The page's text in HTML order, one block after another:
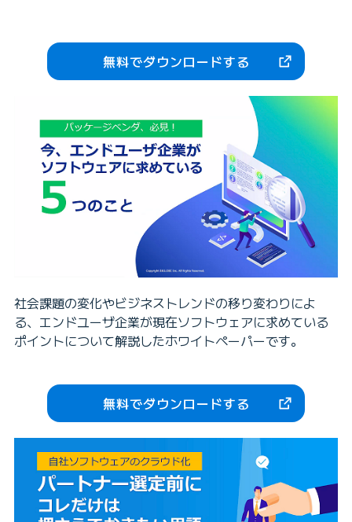
無料でダウンロードする
社会課題の変化やビジネストレンドの移り変わりによ
る、エンドユーザ企業が現在ソフトウェアに求めている
ポイントについて解説したホワイトペーパーです。
無料でダウンロードする